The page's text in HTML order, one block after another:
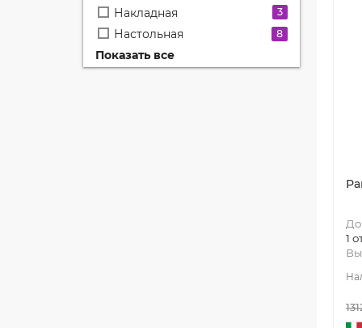
Накладная 3
Настольная 8
Подвесная
Показать все
1